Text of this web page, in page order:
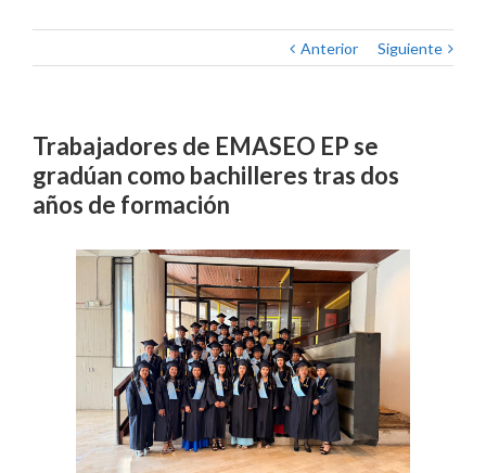
Anterior Siguiente
Trabajadores de EMASEO EP se
gradúan como bachilleres tras dos
años de formación